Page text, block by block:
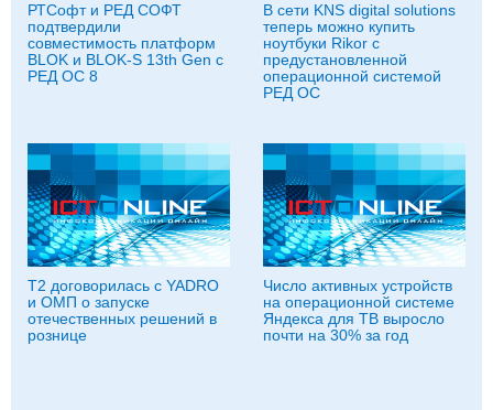
РТСофт и РЕД СОФТ
подтвердили
совместимость платформ
BLOK и BLOK-S 13th Gen с
РЕД ОС 8
В сети KNS digital solutions
теперь можно купить
ноутбуки Rikor с
предустановленной
операционной системой
РЕД ОС
T2 договорилась с YADRO
и ОМП о запуске
отечественных решений в
рознице
Число активных устройств
на операционной системе
Яндекса для ТВ выросло
почти на 30% за год